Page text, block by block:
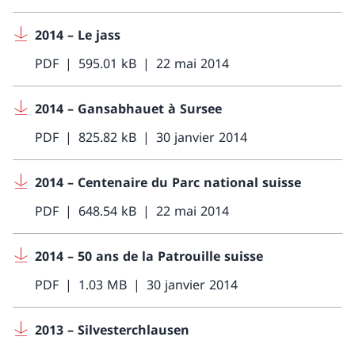
2014 – Le jass
PDF
595.01 kB 22 mai 2014
2014 – Gansabhauet à Sursee
PDF
825.82 kB 30 janvier 2014
2014 – Centenaire du Parc national suisse
PDF
648.54 kB 22 mai 2014
2014 – 50 ans de la Patrouille suisse
PDF
1.03 MB 30 janvier 2014
2013 – Silvesterchlausen